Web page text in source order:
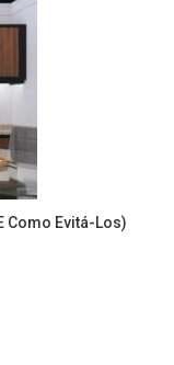
Como Evitá-Los)